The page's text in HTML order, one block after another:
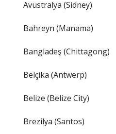
Avustralya (Sidney)
Bahreyn (Manama)
Bangladeş (Chittagong)
Belçika (Antwerp)
Belize (Belize City)
Brezilya (Santos)